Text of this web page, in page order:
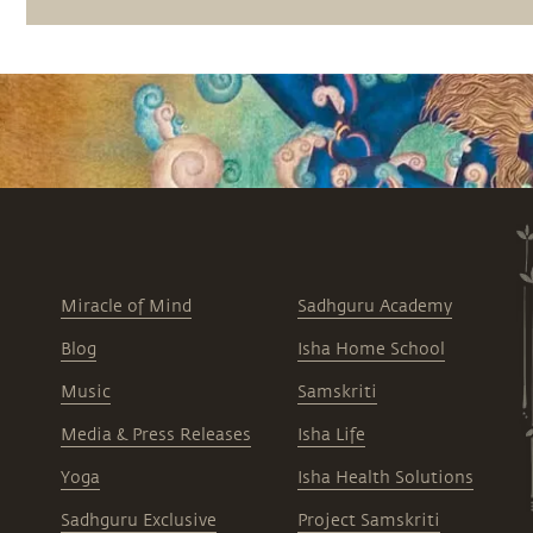
Miracle of Mind
Blog
Music
Media & Press Releases
Yoga
Sadhguru Exclusive
Sadhguru Academy
Isha Home School
Samskriti
Isha Life
Isha Health Solutions
Project Samskriti